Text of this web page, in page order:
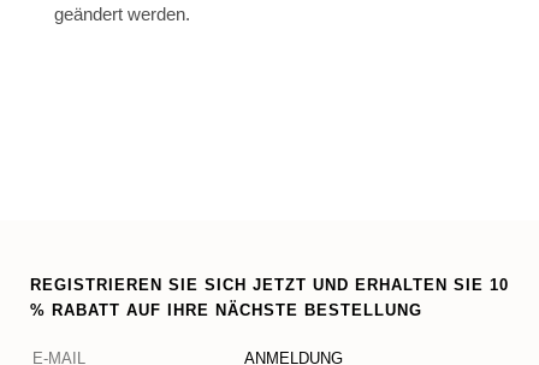
geändert werden.
REGISTRIEREN SIE SICH JETZT UND ERHALTEN SIE 10
% RABATT AUF IHRE NÄCHSTE BESTELLUNG